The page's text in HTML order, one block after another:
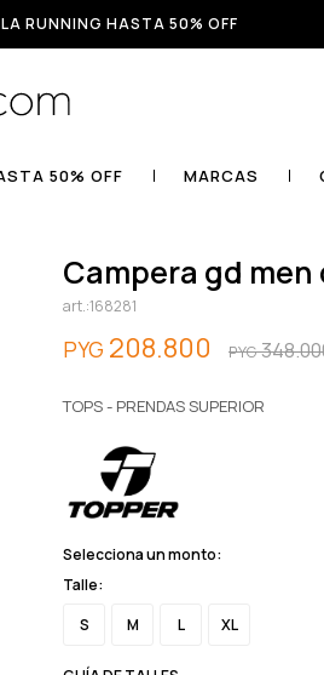
RUNNING HASTA 50% OFF
50% OFF MARCAS
campera gd
168281
PYG 208.800 PYG
TOPS - PRENDAS SUPERIOR
Selecciona un monto:
Talle:
S
M L XL